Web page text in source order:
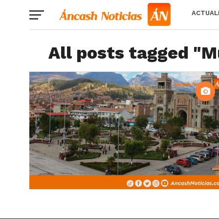
All posts tagged